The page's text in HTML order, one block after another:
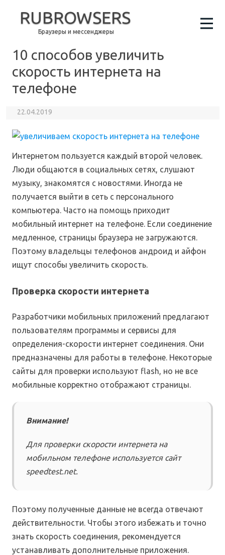
RUBROWSERS
Браузеры и мессенджеры
10 способов увеличить
скорость интернета на
телефоне
22.04.2019
Интернетом пользуется каждый второй человек.
Люди общаются в социальных сетях, слушают
музыку, знакомятся с новостями. Иногда не
получается выйти в сеть с персонального
компьютера. Часто на помощь приходит
мобильный интернет на телефоне. Если соединение
медленное, страницы браузера не загружаются.
Поэтому владельцы телефонов андроид и айфон
ищут способы увеличить скорость.
Проверка скорости интернета
Разработчики мобильных приложений предлагают
пользователям программы и сервисы для
определения-скорости интернет соединения. Они
предназначены для работы в телефоне. Некоторые
сайты для проверки используют flash, но не все
мобильные корректно отображают страницы.
Внимание!
Для проверки скорости интернета на
мобильном телефоне используется сайт
speedtest.net.
Поэтому полученные данные не всегда отвечают
действительности. Чтобы этого избежать и точно
знать скорость соединения, рекомендуется
устанавливать дополнительные приложения.